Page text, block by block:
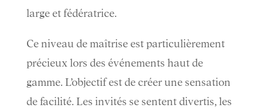
large et fédératrice.
Ce niveau de maîtrise est particulièrement
précieux lors des événements haut de
gamme. L’objectif est de créer une sensation
de facilité. Les invités se sentent divertis, les